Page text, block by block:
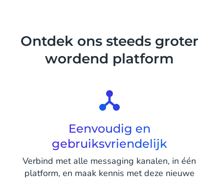
Ontdek ons steeds groter
wordend platform
Eenvoudig en
gebruiksvriendelijk
Verbind met alle messaging kanalen, in één
platform, en maak kennis met deze nieuwe